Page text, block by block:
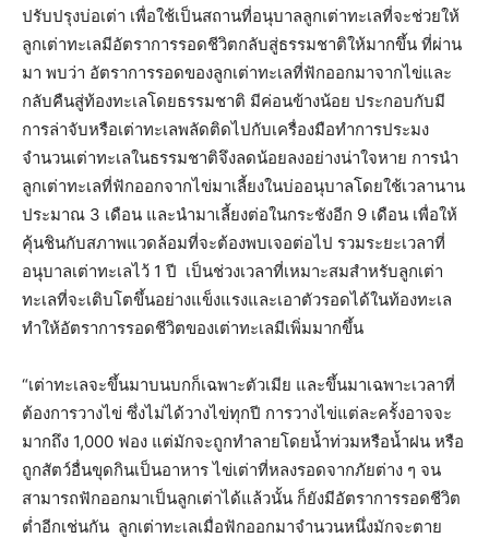
ปรับปรุงบ่อเต่า เพื่อใช้เป็นสถานที่อนุบาลลูกเต่าทะเลที่จะช่วยให้
ลูกเต่าทะเลมีอัตราการรอดชีวิตกลับสู่ธรรมชาติให้มากขึ้น ที่ผ่าน
มา พบว่า อัตราการรอดของลูกเต่าทะเลที่ฟักออกมาจากไข่และ
กลับคืนสู่ท้องทะเลโดยธรรมชาติ มีค่อนข้างน้อย ประกอบกับมี
การล่าจับหรือเต่าทะเลพลัดติดไปกับเครื่องมือทำการประมง
จำนวนเต่าทะเลในธรรมชาติจึงลดน้อยลงอย่างน่าใจหาย การนำ
ลูกเต่าทะเลที่ฟักออกจากไข่มาเลี้ยงในบ่ออนุบาลโดยใช้เวลานาน
ประมาณ 3 เดือน และนำมาเลี้ยงต่อในกระชังอีก 9 เดือน เพื่อให้
คุ้นชินกับสภาพแวดล้อมที่จะต้องพบเจอต่อไป รวมระยะเวลาที่
อนุบาลเต่าทะเลไว้ 1 ปี เป็นช่วงเวลาที่เหมาะสมสำหรับลูกเต่า
ทะเลที่จะเติบโตขึ้นอย่างแข็งแรงและเอาตัวรอดได้ในท้องทะเล
ทำให้อัตราการรอดชีวิตของเต่าทะเลมีเพิ่มมากขึ้น
“เต่าทะเลจะขึ้นมาบนบกก็เฉพาะตัวเมีย และขึ้นมาเฉพาะเวลาที่
ต้องการวางไข่ ซึ่งไม่ได้วางไข่ทุกปี การวางไข่แต่ละครั้งอาจจะ
มากถึง 1,000 ฟอง แต่มักจะถูกทำลายโดยน้ำท่วมหรือน้ำฝน หรือ
ถูกสัตว์อื่นขุดกินเป็นอาหาร ไข่เต่าที่หลงรอดจากภัยต่าง ๆ จน
สามารถฟักออกมาเป็นลูกเต่าได้แล้วนั้น ก็ยังมีอัตราการรอดชีวิต
ต่ำอีกเช่นกัน ลูกเต่าทะเลเมื่อฟักออกมาจำนวนหนึ่งมักจะตาย